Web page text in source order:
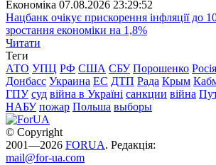
Економіка 07.08.2026 23:29:52
Нацбанк очікує прискорення інфляції до
зростання економіки на 1,8%
Читати
Теги
АТО УПЦ РФ США СБУ Порошенко Росія
Донбасс Украина ЕС ДТП Рада Крым
ГПУ суд війна в Україні санкции війна
НАБУ пожар Польша выборы
© Copyright
2001—2026 FORUA. Редакція:
mail@for-ua.com